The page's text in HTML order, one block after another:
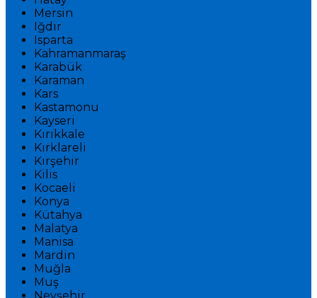
Mersin
Iğdır
Isparta
Kahramanmaraş
Karabük
Karaman
Kars
Kastamonu
Kayseri
Kırıkkale
Kırklareli
Kırşehir
Kilis
Kocaeli
Konya
Kütahya
Malatya
Manisa
Mardin
Muğla
Muş